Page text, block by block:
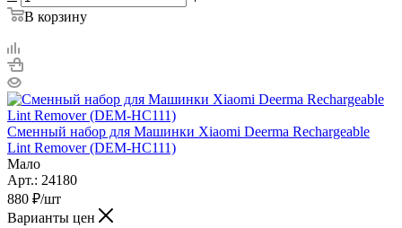
В корзину
Сменный набор для Машинки Xiaomi Deerma Rechargeable
Lint Remover (DEM-HC111)
Мало
Арт.: 24180
880 ₽/шт
Варианты цен